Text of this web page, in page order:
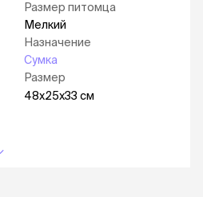
Размер питомца
Мелкий
Назначение
Сумка
Размер
48х25х33 см